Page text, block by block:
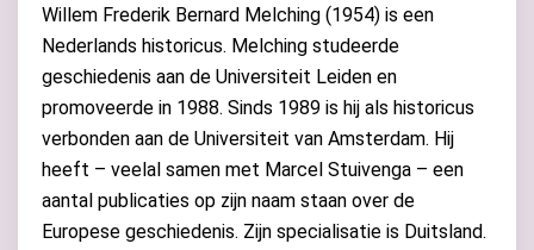
Willem Frederik Bernard Melching (1954) is een
Nederlands historicus. Melching studeerde
geschiedenis aan de Universiteit Leiden en
promoveerde in 1988. Sinds 1989 is hij als historicus
verbonden aan de Universiteit van Amsterdam. Hij
heeft – veelal samen met Marcel Stuivenga – een
aantal publicaties op zijn naam staan over de
Europese geschiedenis. Zijn specialisatie is Duitsland.